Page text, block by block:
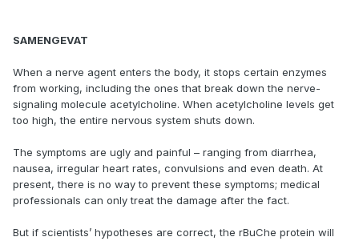
SAMENGEVAT
When a nerve agent enters the body, it stops certain enzymes
from working, including the ones that break down the nerve-
signaling molecule acetylcholine. When acetylcholine levels get
too high, the entire nervous system shuts down.
The symptoms are ugly and painful – ranging from diarrhea,
nausea, irregular heart rates, convulsions and even death. At
present, there is no way to prevent these symptoms; medical
professionals can only treat the damage after the fact.
But if scientists’ hypotheses are correct, the rBuChe protein will